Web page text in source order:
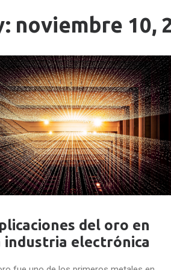
noviembre 10,
del oro en
industria electrónica